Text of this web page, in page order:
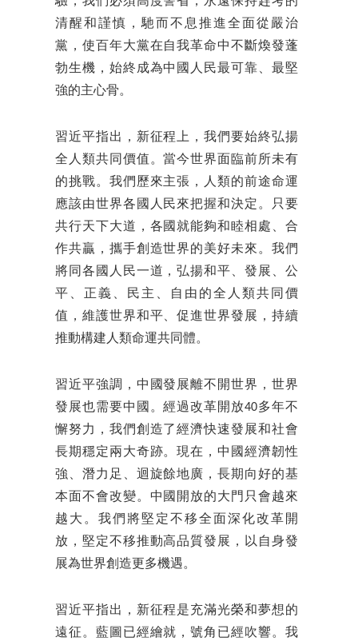
清醒和謹慎，馳而不息推進全面從嚴治
黨，使百年大黨在自我革命中不斷煥發蓬
勃生機，始終成為中國人民最可靠、最堅
強的主心骨。
習近平指出，新征程上，我們要始終弘揚
全人類共同價值。當今世界面臨前所未有
的挑戰。我們歷來主張，人類的前途命運
應該由世界各國人民來把握和決定。只要
共行天下大道，各國就能夠和睦相處、合
作共贏，攜手創造世界的美好未來。我們
將同各國人民一道，弘揚和平、發展、公
平、正義、民主、自由的全人類共同價
值，維護世界和平、促進世界發展，持續
推動構建人類命運共同體。
習近平強調，中國發展離不開世界，世界
發展也需要中國。經過改革開放40多年不
懈努力，我們創造了經濟快速發展和社會
長期穩定兩大奇跡。現在，中國經濟韌性
強、潛力足、迴旋餘地廣，長期向好的基
本面不會改變。中國開放的大門只會越來
越大。我們將堅定不移全面深化改革開
放，堅定不移推動高品質發展，以自身發
展為世界創造更多機遇。
習近平指出，新征程是充滿光榮和夢想的
遠征。藍圖已經繪就，號角已經吹響。我